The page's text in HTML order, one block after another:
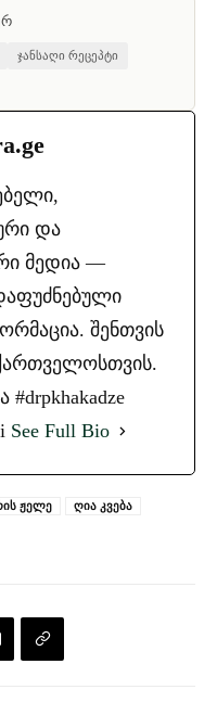
ჯანსაღი რეცეპტი
და
მედია —
შენთვის
#drpkhakadze
See Full Bio
ჟელე ღია კვება